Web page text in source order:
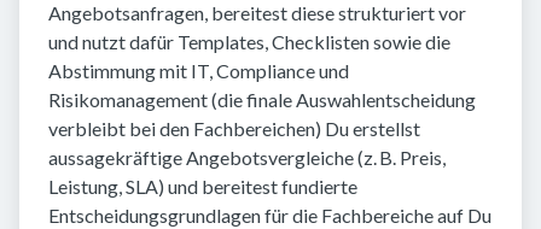
Angebotsanfragen, bereitest diese strukturiert vor
und nutzt dafür Templates, Checklisten sowie die
Abstimmung mit IT, Compliance und
Risikomanagement (die finale Auswahlentscheidung
verbleibt bei den Fachbereichen) Du erstellst
aussagekräftige Angebotsvergleiche (z. B. Preis,
Leistung, SLA) und bereitest fundierte
Entscheidungsgrundlagen für die Fachbereiche auf Du